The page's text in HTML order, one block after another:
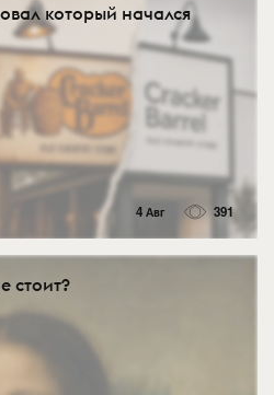
который начался
4 Авг 391
стоит?